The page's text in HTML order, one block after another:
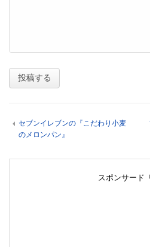
セブンイレブンの『こだわり小麦
のメロンパン』
スポンサード